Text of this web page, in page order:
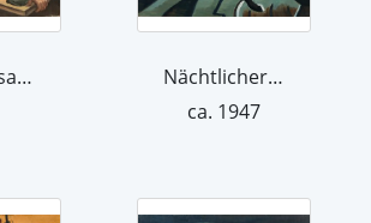
Im Wartesaal (Jugend 1947)
Nächtlicher Rummel
ca. 1947